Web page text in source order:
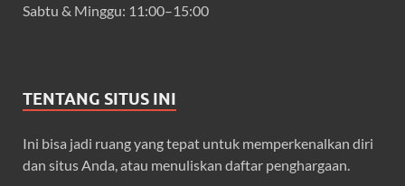
Sabtu & Minggu: 11:00–15:00
TENTANG SITUS INI
Ini bisa jadi ruang yang tepat untuk memperkenalkan diri
dan situs Anda, atau menuliskan daftar penghargaan.